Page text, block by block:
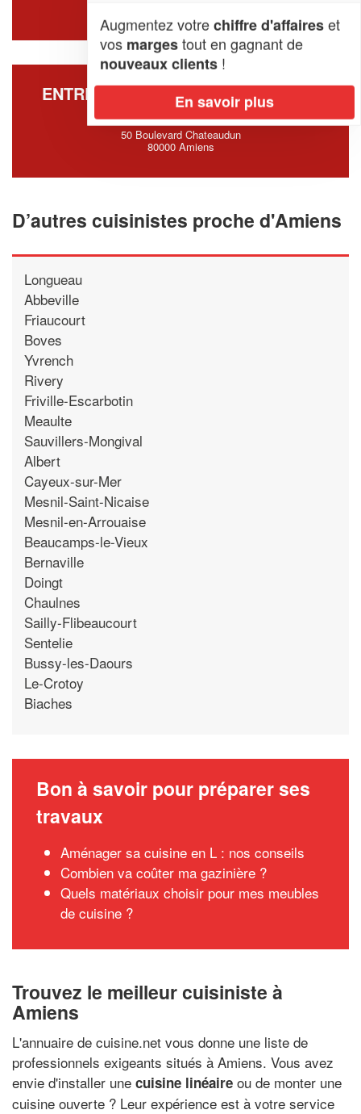
ENTREPRISE VTH HOME DESIGNER
AMIENS (SARL)
50 Boulevard Chateaudun
80000 Amiens
D’autres cuisinistes proche d'Amiens
Longueau
Abbeville
Friaucourt
Boves
Yvrench
Rivery
Friville-Escarbotin
Meaulte
Sauvillers-Mongival
Albert
Cayeux-sur-Mer
Mesnil-Saint-Nicaise
Mesnil-en-Arrouaise
Beaucamps-le-Vieux
Bernaville
Doingt
Chaulnes
Sailly-Flibeaucourt
Sentelie
Bussy-les-Daours
Le-Crotoy
Biaches
Bon à savoir pour préparer ses
travaux
Aménager sa cuisine en L : nos conseils
Combien va coûter ma gazinière ?
Quels matériaux choisir pour mes meubles
de cuisine ?
Trouvez le meilleur cuisiniste à
Amiens
L'annuaire de cuisine.net vous donne une liste de
professionnels exigeants situés à Amiens. Vous avez
envie d'installer une cuisine linéaire ou de monter une
cuisine ouverte ? Leur expérience est à votre service
Augmentez votrechiffre d'affaireset
vos margestout en gagnant de
nouveaux clients !
En savoir plus